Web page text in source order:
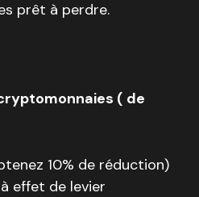
prêt à perdre.
( de
10% de réduction)
effet de levier